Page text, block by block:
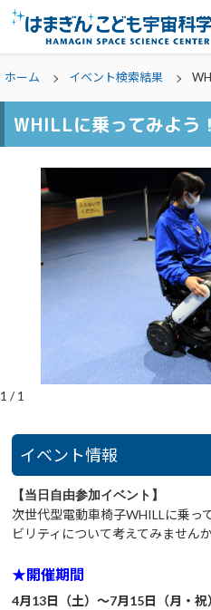
ホーム イベント検索結果
WHILLに乗ってみよう！
1 /1
イベント情報
【当日自由参加イベント】
次世代型電動車椅子WHILLに乗っ
ビリティについて考えてみません
★開催期間
4月13日（土）～7月15日（月・祝